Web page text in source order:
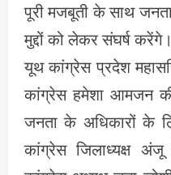
पूरी मजबूती के साथ
मुद्दों को लेकर संघर्ष
यूथ कांग्रेस प्रदेश
कांग्रेस हमेशा आमजन
जनता के अधिकारों के
कांग्रेस जिलाध्यक्ष